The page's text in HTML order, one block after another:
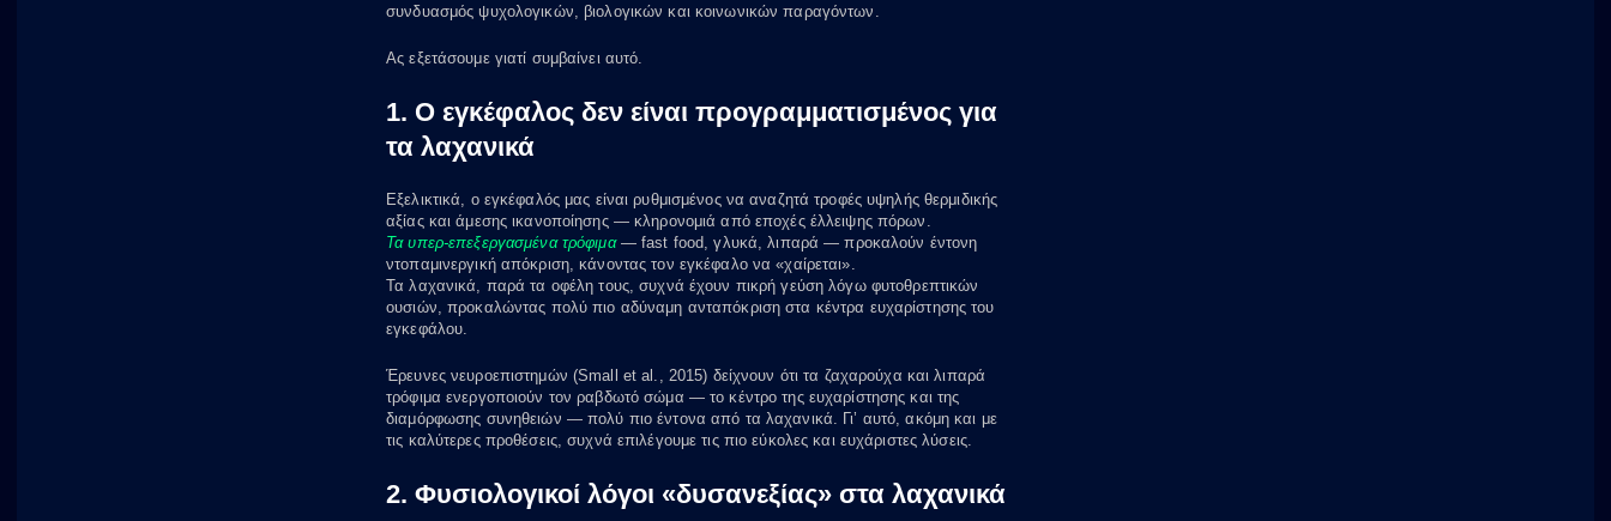
συνδυασμός ψυχολογικών, βιολογικών και κοινωνικών παραγόντων.
Ας εξετάσουμε γιατί συμβαίνει αυτό.
1. Ο εγκέφαλος δεν είναι προγραμματισμένος για
τα λαχανικά
Εξελικτικά, ο εγκέφαλός μας είναι ρυθμισμένος να αναζητά τροφές υψηλής θερμιδικής
αξίας και άμεσης ικανοποίησης — κληρονομιά από εποχές έλλειψης πόρων.
Τα υπερ-επεξεργασμένα τρόφιμα— fast food, γλυκά, λιπαρά — προκαλούν έντονη
ντοπαμινεργική απόκριση, κάνοντας τον εγκέφαλο να «χαίρεται».
Τα λαχανικά, παρά τα οφέλη τους, συχνά έχουν πικρή γεύση λόγω φυτοθρεπτικών
ουσιών, προκαλώντας πολύ πιο αδύναμη ανταπόκριση στα κέντρα ευχαρίστησης του
εγκεφάλου.
Έρευνες νευροεπιστημών (Small et al., 2015) δείχνουν ότι τα ζαχαρούχα και λιπαρά
τρόφιμα ενεργοποιούν τον ραβδωτό σώμα — το κέντρο της ευχαρίστησης και της
διαμόρφωσης συνηθειών — πολύ πιο έντονα από τα λαχανικά. Γι’ αυτό, ακόμη και με
τις καλύτερες προθέσεις, συχνά επιλέγουμε τις πιο εύκολες και ευχάριστες λύσεις.
2. Φυσιολογικοί λόγοι «δυσανεξίας» στα λαχανικά